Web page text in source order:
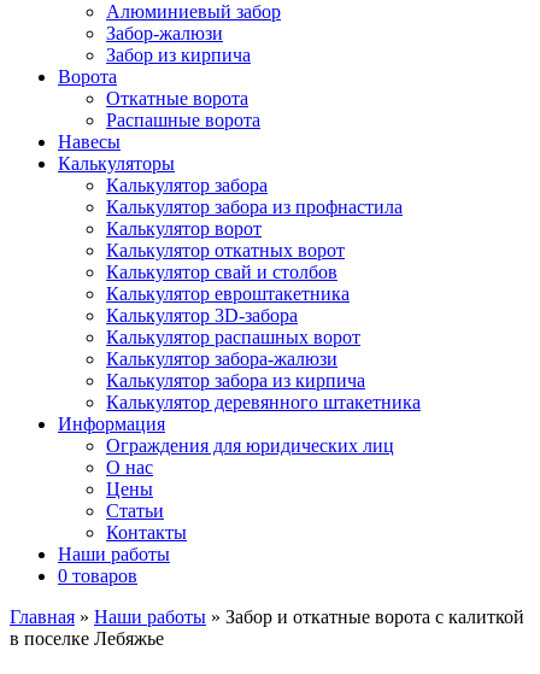
Алюминиевый забор
Забор-жалюзи
Забор из кирпича
Ворота
Откатные ворота
Распашные ворота
Навесы
Калькуляторы
Калькулятор забора
Калькулятор забора из профнастила
Калькулятор ворот
Калькулятор откатных ворот
Калькулятор свай и столбов
Калькулятор евроштакетника
Калькулятор 3D-забора
Калькулятор распашных ворот
Калькулятор забора-жалюзи
Калькулятор забора из кирпича
Калькулятор деревянного штакетника
Информация
Ограждения для юридических лиц
О нас
Цены
Статьи
Контакты
Наши работы
0 товаров
Главная » Наши работы » Забор и откатные ворота с калиткой
в поселке Лебяжье